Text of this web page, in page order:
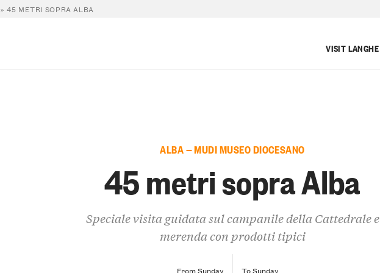
»45 METRI SOPRA ALBA
VISIT LANGHE
ALBA — MUDI MUSEO DIOCESANO
45 metri sopra Alba
Speciale visita guidata sul campanile della Cattedrale e
merenda con prodotti tipici
From Sunday To Sunday